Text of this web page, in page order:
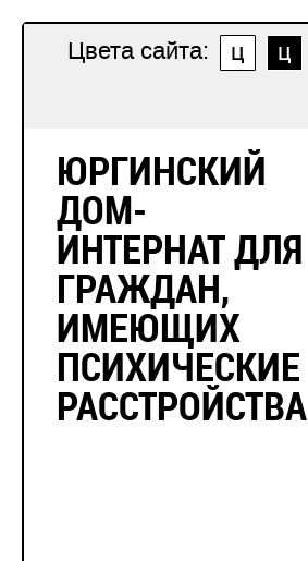
Цвета сайта:
ЮРГИНСКИЙ
ДОМ-
ИНТЕРНАТ ДЛЯ
ГРАЖДАН,
ИМЕЮЩИХ
ПСИХИЧЕСКИЕ
РАССТРОЙСТВА